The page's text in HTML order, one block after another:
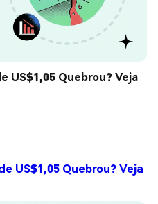
US$1,05 Quebrou? Veja
US$1,05 Quebrou? Veja